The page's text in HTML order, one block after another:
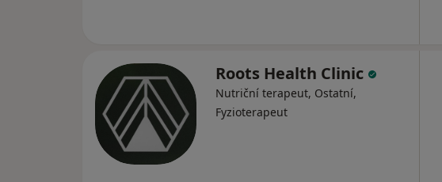
Roots Health Clinic
Nutriční terapeut, Ostatní,
Fyzioterapeut